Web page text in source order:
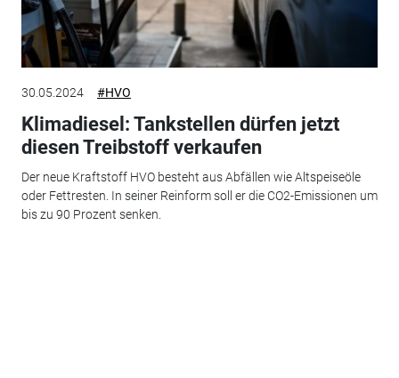
30.05.2024 #HVO
Klimadiesel: Tankstellen dürfen jetzt
diesen Treibstoff verkaufen
Der neue Kraftstoff HVO besteht aus Abfällen wie Altspeiseöle
oder Fettresten. In seiner Reinform soll er die CO2-Emissionen um
bis zu 90 Prozent senken.